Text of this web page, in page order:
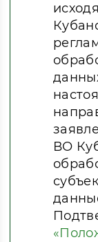
ВО